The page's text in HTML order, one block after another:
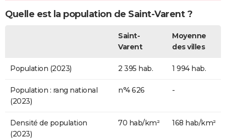
Quelle est la population de Saint-Varent ?
Saint-
Varent
Moyenne
des villes
Population (2023) 2 395 hab. 1 994 hab.
Population : rang national
(2023)
n°4 626 -
Densité de population
(2023)
70 hab/km² 168 hab/km²